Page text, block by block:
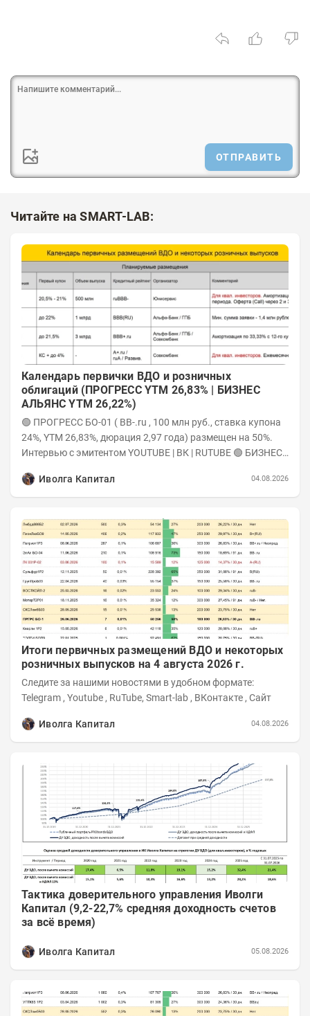
ОТПРАВИТЬ
Читайте на SMART-LAB:
Календарь первички ВДО и розничных
облигаций (ПРОГРЕСС YTM 26,83% | БИЗНЕС
АЛЬЯНС YTM 26,22%)
🟢 ПРОГРЕСС БО-01 ( ВB-.ru , 100 млн руб., ставка купона
24%, YTM 26,83%, дюрация 2,97 года) размещен на 50%.
Интервью с эмитентом YOUTUBE | ВК | RUTUBE 🟢 БИЗНЕС
Иволга Капитал
04.08.2026
Итоги первичных размещений ВДО и некоторых
розничных выпусков на 4 августа 2026 г.
Следите за нашими новостями в удобном формате:
Telegram , Youtube , RuTube, Smart-lab , ВКонтакте , Сайт
Иволга Капитал 04.08.2026
Тактика доверительного управления Иволги
Капитал (9,2-22,7% средняя доходность счетов
за всё время)
Иволга Капитал 05.08.2026